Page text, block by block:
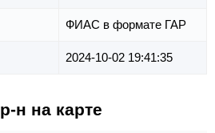
ФИАС в формате ГАР
2024-10-02 19:41:35
н на карте